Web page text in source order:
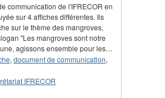
communication de l'IFRECOR en
sur 4 affiches différentes. Ils
sur le thème des mangroves,
"Les mangroves sont notre
agissons ensemble pour les…
, document de communication,
IFRECOR